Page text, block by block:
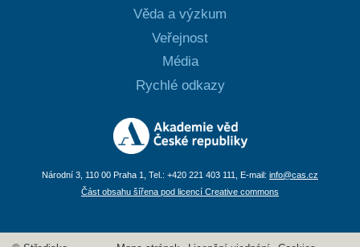
Věda a výzkum
Veřejnost
Média
Rychlé odkazy
Národní 3, 110 00 Praha 1, Tel.: +420 221 403 111, E-mail: info@cas.cz
Část obsahu šířena pod licencí Creative commons